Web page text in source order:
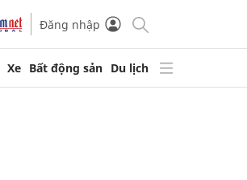
Đăng nhập
Xe Bất động sản Du lịch